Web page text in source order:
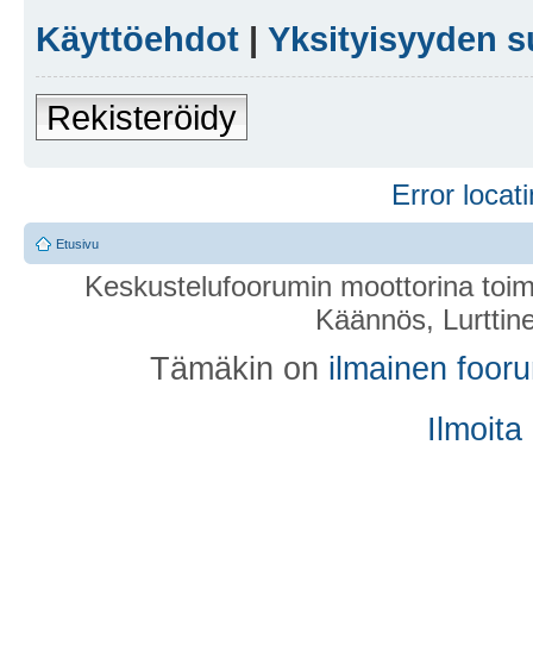
Käyttöehdot | Yksityisyyden
Rekisteröidy
Error
Etusivu
Keskustelufoorumin moottorina
Käännös,
Tämäkin on ilmainen